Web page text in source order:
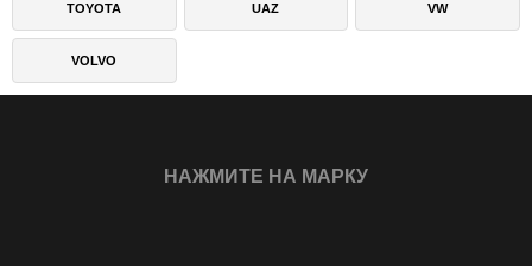
TOYOTA UAZ VW
VOLVO
НАЖМИТЕ НА МАРКУ